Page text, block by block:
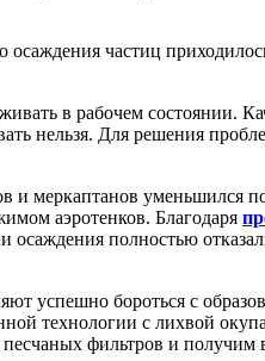
частиц
в рабочем состоянии.
нельзя. Для решения
и меркаптанов уменьшился
аэротенков. Благодаря
осаждения полностью
успешно бороться с
технологии с лихвой
фильтров и получим